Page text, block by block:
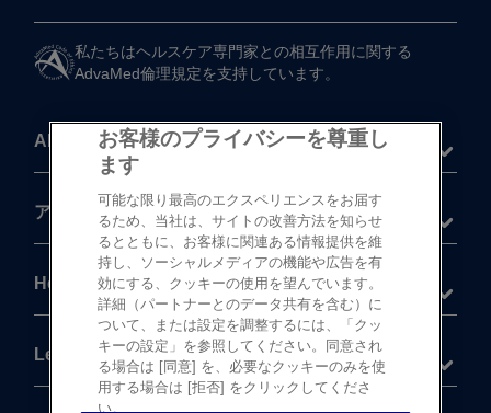
私たちは​ヘルスケア専門家との​相互作用に​関する​
AdvaMed倫理規定を​支持しています。
About
アキュビュー®製品
Help
Legal
お客様のプライバシーを尊重し
ます
可能な限り最高のエクスペリエンスをお届す
るため、当社は、サイトの改善方法を知らせ
るとともに、お客様に関連ある情報提供を維
持し、ソーシャルメディアの機能や広告を有
効にする、クッキーの使用を望んでいます。
詳細（パートナーとのデータ共有を含む）に
ついて、または設定を調整するには、「クッ
キーの設定」を参照してください。同意され
る場合は [同意] を、必要なクッキーのみを使
用する場合は [拒否] をクリックしてくださ
い。